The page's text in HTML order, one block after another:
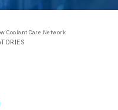
Coolant Care Network